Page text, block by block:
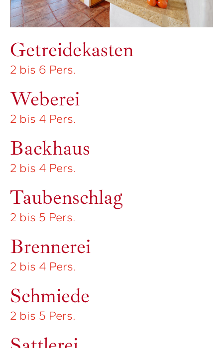
2 bis 4 Pers.
Getreidekasten
2 bis 6 Pers.
Weberei
2 bis 4 Pers.
Backhaus
2 bis 4 Pers.
Taubenschlag
2 bis 5 Pers.
Brennerei
2 bis 4 Pers.
Schmiede
2 bis 5 Pers.